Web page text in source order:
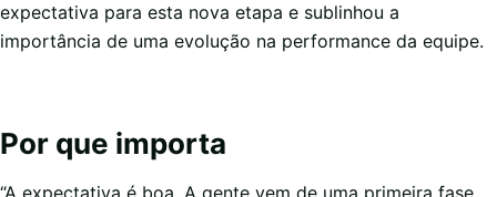
expectativa para esta nova etapa e sublinhou a
importância de uma evolução na performance da equipe.
Por que importa